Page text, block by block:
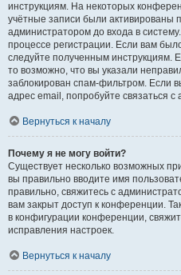
инструкциям. На некоторых
учётные записи были активированы
администратором до входа в
процессе регистрации. Если вам
следуйте полученным инструкциям.
то возможно, что вы указали
заблокирован спам-фильтром. Если
адрес email, попробуйте связаться
Вернуться к началу
Почему я не могу войти?
Существует несколько возможных
вы правильно вводите имя
правильно, свяжитесь с
вам закрыт доступ к конференции.
в конфигурации конференции,
исправления настроек.
Вернуться к началу